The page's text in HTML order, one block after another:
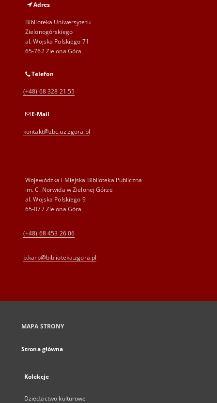
Adres
Biblioteka Uniwersytetu
Zielonogórskiego
al. Wojska Polskiego 71
65-762 Zielona Góra
Telefon
(+48) 68 328 21 55
E-Mail
kontakt@zbc.uz.zgora.pl
Wojewódzka i Miejska Biblioteka Publiczna
im. C. Norwida w Zielonej Górze
al. Wojska Polskiego 9
65-077 Zielona Góra
(+48) 68 453 26 06
p.karp@biblioteka.zgora.pl
MAPA STRONY
Strona główna
Kolekcje
Dziedzictwo kulturowe